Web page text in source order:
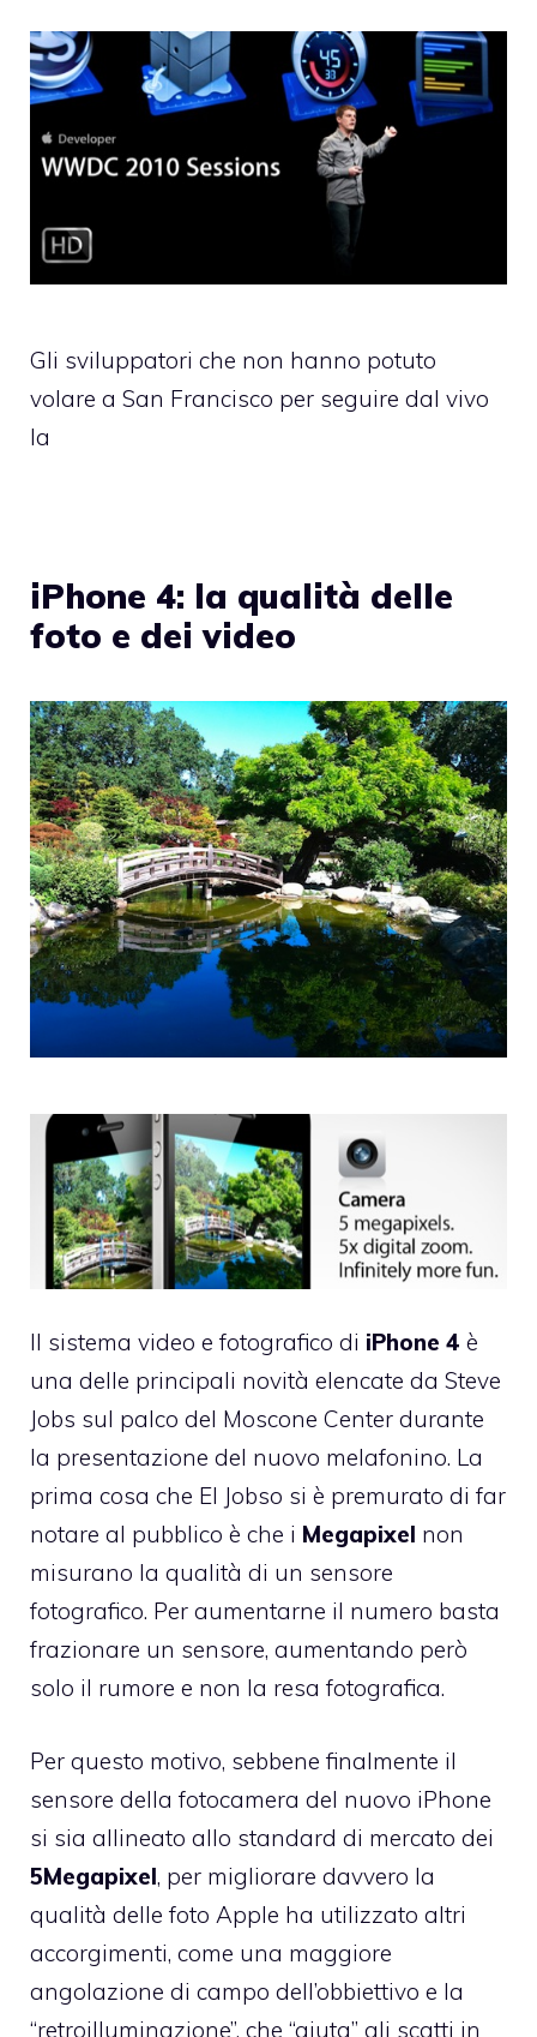
Gli sviluppatori che non hanno potuto
volare a San Francisco per seguire dal vivo
la
iPhone 4: la qualità delle
foto e dei video
Il sistema video e fotografico di iPhone 4 è
una delle principali novità elencate da Steve
Jobs sul palco del Moscone Center durante
la presentazione del nuovo melafonino. La
prima cosa che El Jobso si è premurato di far
notare al pubblico è che i Megapixel non
misurano la qualità di un sensore
fotografico. Per aumentarne il numero basta
frazionare un sensore, aumentando però
solo il rumore e non la resa fotografica.
Per questo motivo, sebbene finalmente il
sensore della fotocamera del nuovo iPhone
si sia allineato allo standard di mercato dei
5Megapixel, per migliorare davvero la
qualità delle foto Apple ha utilizzato altri
accorgimenti, come una maggiore
angolazione di campo dell’obbiettivo e la
“retroilluminazione”, che “aiuta” gli scatti in